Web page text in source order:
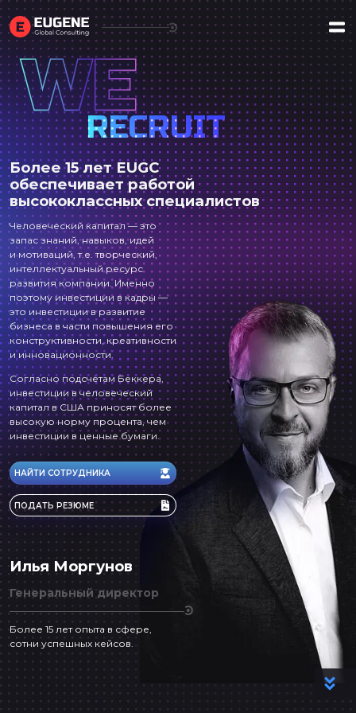
WE
RECRUIT
Более 15 лет EUGC
обеспечивает работой
высококлассных специалистов
Человеческий капитал — это
запас знаний, навыков, идей
и мотиваций, т.е. творческий,
интеллектуальный ресурс
развития компании. Именно
поэтому инвестиции в кадры —
это инвестиции в развитие
бизнеса в части повышения его
конструктивности, креативности
и инновационности.
Согласно подсчётам Беккера,
инвестиции в человеческий
капитал в США приносят более
высокую норму процента, чем
инвестиции в ценные бумаги.
НАЙТИ СОТРУДНИКА
ПОДАТЬ РЕЗЮМЕ
Илья Моргунов
Генеральный директор
Более 15 лет опыта в сфере,
сотни успешных кейсов.